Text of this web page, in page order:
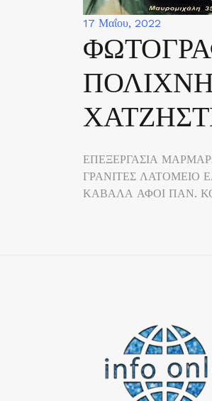
17 Μαΐου, 2022
Πλοήγηση
άρθρων
ΕΠΕΞΕΡΓΑΣΙΑ
ΓΡΑΝΙΤΕΣ ΛΑΤΟΜΕΙΟ
ΚΑΒΑΛΑ ΑΦΟΙ ΠΑΝ.